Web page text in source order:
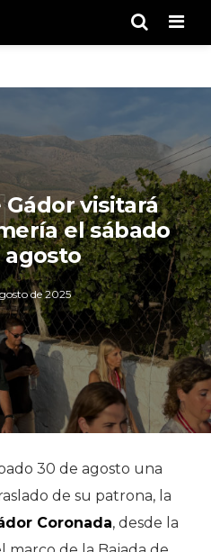
visitará
el sábado
agosto
de 2025
30 de agosto una
de su patrona, la
Coronada, desde la